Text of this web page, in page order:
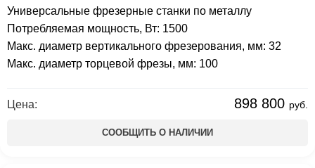
Универсальные фрезерные станки по металлу
Цена: 898 800 руб.
Потребляемая мощность, Вт: 1500
Макс. диаметр вертикального фрезерования, мм: 32
Макс. диаметр торцевой фрезы, мм: 100
СООБЩИТЬ О НАЛИЧИИ